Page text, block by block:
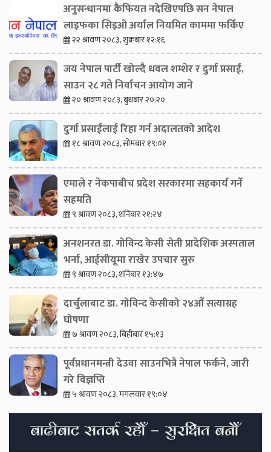
अनुसन्धानमा कैफियत नदेखिएपछि सन नेपाल
लाइफका सिइओ अर्याल नियमित काममा फर्किए
२२ श्रावण २०८३, शुक्रबार १२:१६
जय नेपाल पार्टी खोल्दै धवल शम्शेर र दुर्गा प्रसाईं,
साउन २८ गते निर्वाचन आयोग जाने
२० श्रावण २०८३, बुधबार २०:२०
दुर्गा प्रसाईंलाई रिहा गर्न अदालतको आदेश
१८ श्रावण २०८३, सोमबार १९:०१
एमाले र नेकपाबीच प्रदेश सरकारमा सहकार्य गर्ने
सहमति
९ श्रावण २०८३, शनिबार २१:२४
अनशनरत डा. गोविन्द केसी सेती प्रादेशिक अस्पताल
भर्ना, आईसीयूमा राखेर उपचार सुरु
९ श्रावण २०८३, शनिबार १३:४७
दार्चुलाबाट डा. गोविन्द केसीको २४औँ सत्याग्रह
घोषणा
७ श्रावण २०८३, बिहीबार १५:१३
पूर्वप्रधानमन्त्री देउवा साउनभित्रै नेपाल फर्कने, जारी
गरे विज्ञप्ति
५ श्रावण २०८३, मंगलवार १९:०४